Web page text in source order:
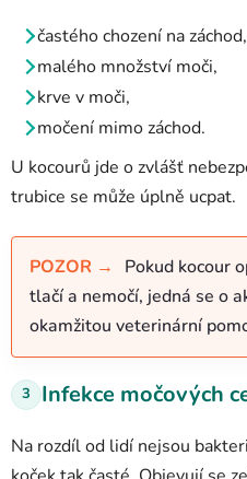
častého chození na záchod,
malého množství moči,
krve v moči,
močení mimo záchod.
U kocourů jde o zvlášť
trubice se může úplně ucpat.
POZOR →
Pokud kocour
tlačí a nemočí, jedná se o
okamžitou veterinární
3 Infekce močových
Na rozdíl od lidí nejsou